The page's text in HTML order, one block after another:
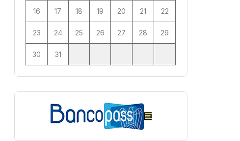
16 17 18 19 20 21 22
23 24 25 26 27 28 29
30 31